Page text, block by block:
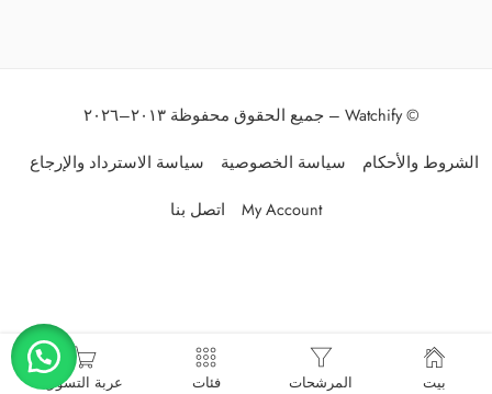
© Watchify – جميع الحقوق محفوظة ٢٠١٣–٢٠٢٦
الشروط والأحكام سياسة الخصوصية سياسة الاسترداد والإرجاع
My Account اتصل بنا
بيت المرشحات فئات عربة التسوق
العربية English
(